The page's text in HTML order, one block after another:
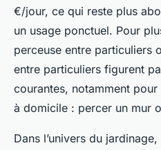
€/jour, ce qui reste plus
un usage ponctuel. Pour
perceuse entre particuliers
entre particuliers figurent
courantes, notamment
à domicile : percer un mur
Dans l’univers du